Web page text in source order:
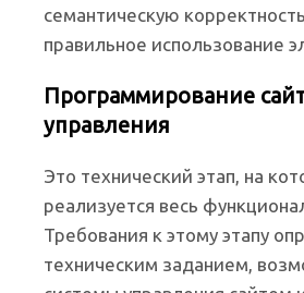
семантическую
правильное использование
Программирование
управления
Это технический этап, на
реализуется весь
Требования к этому этапу
техническим заданием,